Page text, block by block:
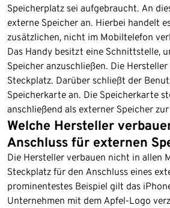
Speicherplatz sei aufgebraucht. An
externe Speicher an. Hierbei handelt
zusätzlichen, nicht im Mobiltelefon
Das Handy besitzt eine Schnittstelle,
Speicher anzuschließen. Die
Steckplatz. Darüber schließt der
Speicherkarte an. Die Speicherkarte
anschließend als externer Speicher
Welche Hersteller
Anschluss für externen
Die Hersteller verbauen nicht in allen
Steckplatz für den Anschluss eines
prominentestes Beispiel gilt das
Unternehmen mit dem Apfel-Logo